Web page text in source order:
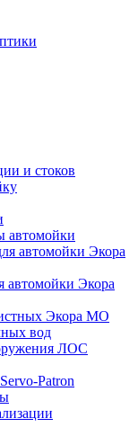
и стоков
автомойки
автомойки Экора
автомойки Экора
Экора МО
вод
ЛОС
Patron